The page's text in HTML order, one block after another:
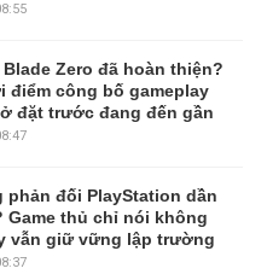
Blade Zero đã hoàn thiện?
điểm công bố gameplay
đặt trước đang đến gần
phản đối PlayStation dần
Game thủ chỉ nói không
vẫn giữ vững lập trường